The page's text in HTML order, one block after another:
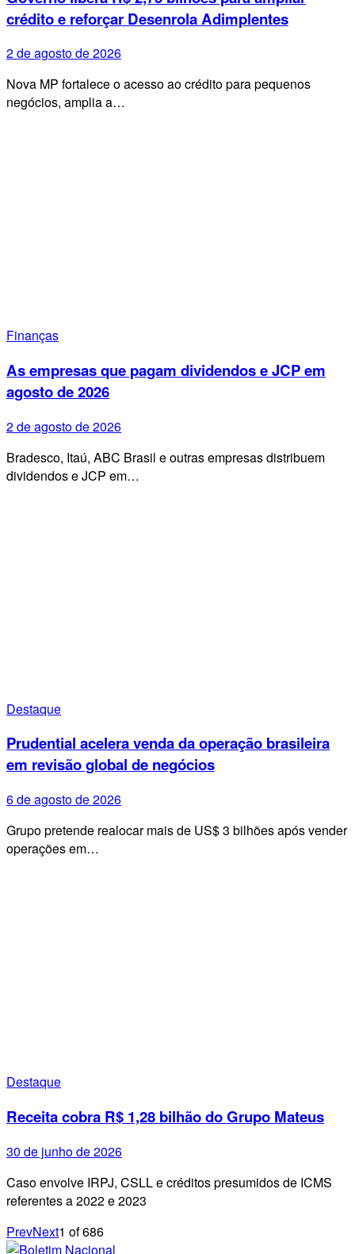
crédito e reforçar Desenrola Adimplentes
2 de agosto de 2026
Nova MP fortalece o acesso ao crédito para pequenos
negócios, amplia a…
Finanças
As empresas que pagam dividendos e JCP em
agosto de 2026
2 de agosto de 2026
Bradesco, Itaú, ABC Brasil e outras empresas distribuem
dividendos e JCP em…
Destaque
Prudential acelera venda da operação brasileira
em revisão global de negócios
6 de agosto de 2026
Grupo pretende realocar mais de US$ 3 bilhões após vender
operações em…
Destaque
Receita cobra R$ 1,28 bilhão do Grupo Mateus
30 de junho de 2026
Caso envolve IRPJ, CSLL e créditos presumidos de ICMS
referentes a 2022 e 2023
PrevNext1 of686